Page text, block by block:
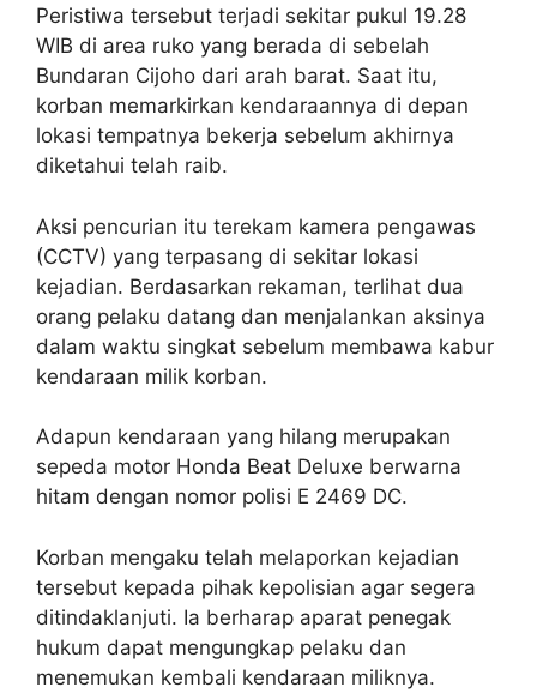
Peristiwa tersebut terjadi sekitar pukul 19.28
WIB di area ruko yang berada di sebelah
Bundaran Cijoho dari arah barat. Saat itu,
korban memarkirkan kendaraannya di depan
lokasi tempatnya bekerja sebelum akhirnya
diketahui telah raib.
Aksi pencurian itu terekam kamera pengawas
(CCTV) yang terpasang di sekitar lokasi
kejadian. Berdasarkan rekaman, terlihat dua
orang pelaku datang dan menjalankan aksinya
dalam waktu singkat sebelum membawa kabur
kendaraan milik korban.
Adapun kendaraan yang hilang merupakan
sepeda motor Honda Beat Deluxe berwarna
hitam dengan nomor polisi E 2469 DC.
Korban mengaku telah melaporkan kejadian
tersebut kepada pihak kepolisian agar segera
ditindaklanjuti. Ia berharap aparat penegak
hukum dapat mengungkap pelaku dan
menemukan kembali kendaraan miliknya.